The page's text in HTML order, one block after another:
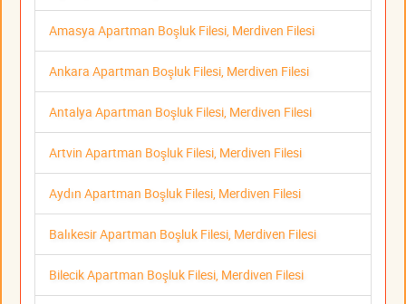
Amasya Apartman Boşluk Filesi, Merdiven Filesi
Ankara Apartman Boşluk Filesi, Merdiven Filesi
Antalya Apartman Boşluk Filesi, Merdiven Filesi
Artvin Apartman Boşluk Filesi, Merdiven Filesi
Aydın Apartman Boşluk Filesi, Merdiven Filesi
Balıkesir Apartman Boşluk Filesi, Merdiven Filesi
Bilecik Apartman Boşluk Filesi, Merdiven Filesi